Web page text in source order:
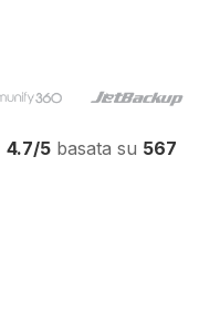
4.7/5 basata su 567